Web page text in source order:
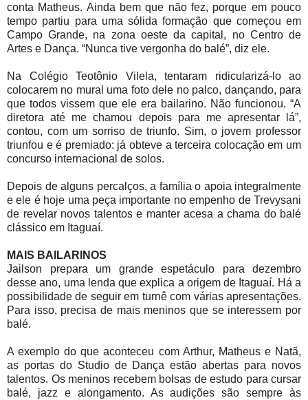
conta Matheus. Ainda bem que não fez, porque em pouco
tempo partiu para uma sólida formação que começou em
Campo Grande, na zona oeste da capital, no Centro de
Artes e Dança. “Nunca tive vergonha do balé”, diz ele.
Na Colégio Teotônio Vilela, tentaram ridicularizá-lo ao
colocarem no mural uma foto dele no palco, dançando, para
que todos vissem que ele era bailarino. Não funcionou. “A
diretora até me chamou depois para me apresentar lá”,
contou, com um sorriso de triunfo. Sim, o jovem professor
triunfou e é premiado: já obteve a terceira colocação em um
concurso internacional de solos.
Depois de alguns percalços, a família o apoia integralmente
e ele é hoje uma peça importante no empenho de Trevysani
de revelar novos talentos e manter acesa a chama do balé
clássico em Itaguaí.
MAIS BAILARINOS
Jailson prepara um grande espetáculo para dezembro
desse ano, uma lenda que explica a origem de Itaguaí. Há a
possibilidade de seguir em turnê com várias apresentações.
Para isso, precisa de mais meninos que se interessem por
balé.
A exemplo do que aconteceu com Arthur, Matheus e Natã,
as portas do Studio de Dança estão abertas para novos
talentos. Os meninos recebem bolsas de estudo para cursar
balé, jazz e alongamento. As audições são sempre às